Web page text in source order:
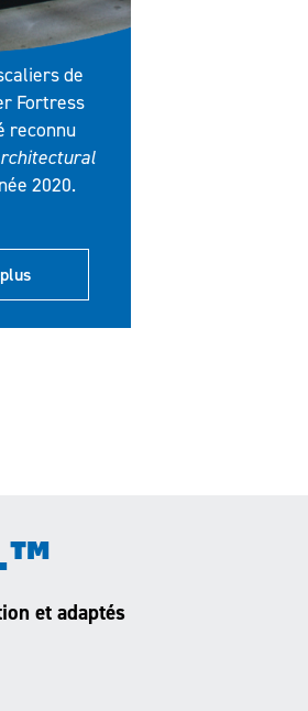
de
Fortress
reconnu
2020.
et adaptés